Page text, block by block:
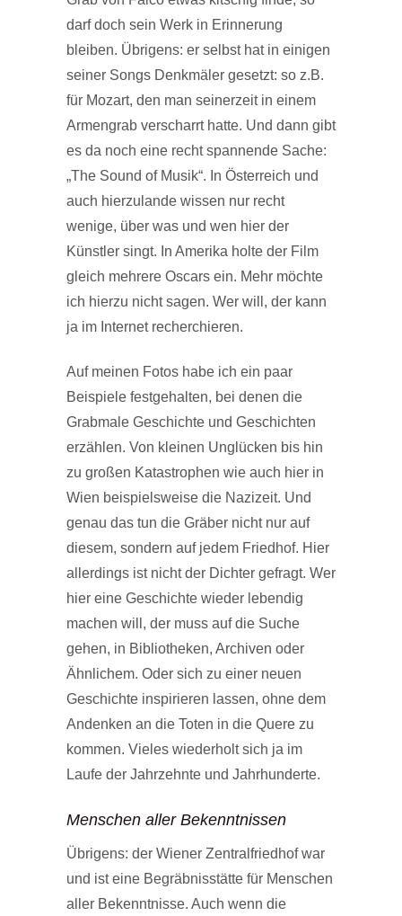
darf doch sein Werk in Erinnerung
bleiben. Übrigens: er selbst hat in einigen
seiner Songs Denkmäler gesetzt: so z.B.
für Mozart, den man seinerzeit in einem
Armengrab verscharrt hatte. Und dann gibt
es da noch eine recht spannende Sache:
„The Sound of Musik“. In Österreich und
auch hierzulande wissen nur recht
wenige, über was und wen hier der
Künstler singt. In Amerika holte der Film
gleich mehrere Oscars ein. Mehr möchte
ich hierzu nicht sagen. Wer will, der kann
ja im Internet recherchieren.
Auf meinen Fotos habe ich ein paar
Beispiele festgehalten, bei denen die
Grabmale Geschichte und Geschichten
erzählen. Von kleinen Unglücken bis hin
zu großen Katastrophen wie auch hier in
Wien beispielsweise die Nazizeit. Und
genau das tun die Gräber nicht nur auf
diesem, sondern auf jedem Friedhof. Hier
allerdings ist nicht der Dichter gefragt. Wer
hier eine Geschichte wieder lebendig
machen will, der muss auf die Suche
gehen, in Bibliotheken, Archiven oder
Ähnlichem. Oder sich zu einer neuen
Geschichte inspirieren lassen, ohne dem
Andenken an die Toten in die Quere zu
kommen. Vieles wiederholt sich ja im
Laufe der Jahrzehnte und Jahrhunderte.
Menschen aller Bekenntnissen
Übrigens: der Wiener Zentralfriedhof war
und ist eine Begräbnisstätte für Menschen
aller Bekenntnisse. Auch wenn die